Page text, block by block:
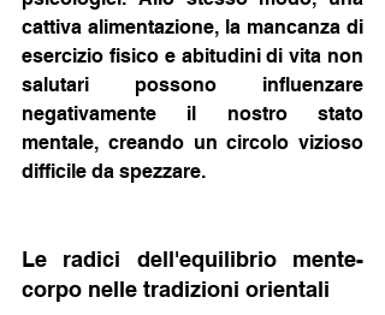
cattiva alimentazione, la mancanza di
esercizio fisico e abitudini di vita non
salutari possono influenzare
negativamente il nostro stato
mentale, creando un circolo vizioso
difficile da spezzare.
Le radici dell'equilibrio mente-
corpo nelle tradizioni orientali